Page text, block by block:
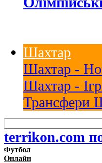
Шахтар
Шахтар -
Шахтар -
Трансфери
terrikon.com
Футбол
Онлайн